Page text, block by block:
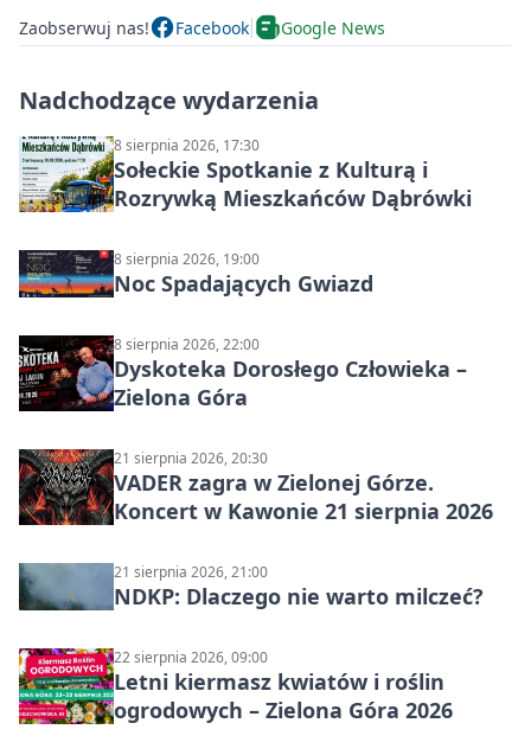
Zaobserwuj nas! Facebook Google News
Nadchodzące wydarzenia
8 sierpnia 2026, 17:30
Sołeckie Spotkanie z Kulturą i
Rozrywką Mieszkańców Dąbrówki
8 sierpnia 2026, 19:00
Noc Spadających Gwiazd
8 sierpnia 2026, 22:00
Dyskoteka Dorosłego Człowieka –
Zielona Góra
21 sierpnia 2026, 20:30
VADER zagra w Zielonej Górze.
Koncert w Kawonie 21 sierpnia 2026
21 sierpnia 2026, 21:00
NDKP: Dlaczego nie warto milczeć?
22 sierpnia 2026, 09:00
Letni kiermasz kwiatów i roślin
ogrodowych – Zielona Góra 2026